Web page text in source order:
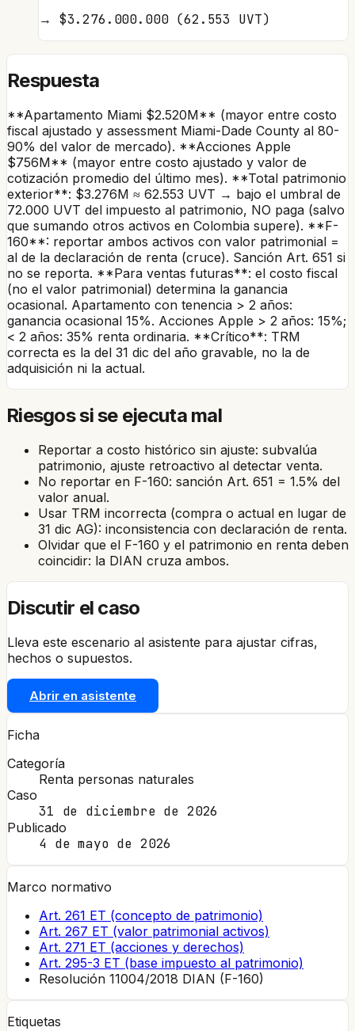
→ $3.276.000.000 (62.553 UVT)
Respuesta
**Apartamento Miami $2.520M** (mayor entre costo
fiscal ajustado y assessment Miami-Dade County al 80-
90% del valor de mercado). **Acciones Apple
$756M** (mayor entre costo ajustado y valor de
cotización promedio del último mes). **Total patrimonio
exterior**: $3.276M ≈ 62.553 UVT → bajo el umbral de
72.000 UVT del impuesto al patrimonio, NO paga (salvo
que sumando otros activos en Colombia supere). **F-
160**: reportar ambos activos con valor patrimonial =
al de la declaración de renta (cruce). Sanción Art. 651 si
no se reporta. **Para ventas futuras**: el costo fiscal
(no el valor patrimonial) determina la ganancia
ocasional. Apartamento con tenencia > 2 años:
ganancia ocasional 15%. Acciones Apple > 2 años: 15%;
< 2 años: 35% renta ordinaria. **Crítico**: TRM
correcta es la del 31 dic del año gravable, no la de
adquisición ni la actual.
Riesgos si se ejecuta mal
Reportar a costo histórico sin ajuste: subvalúa
patrimonio, ajuste retroactivo al detectar venta.
No reportar en F-160: sanción Art. 651 = 1.5% del
valor anual.
Usar TRM incorrecta (compra o actual en lugar de
31 dic AG): inconsistencia con declaración de renta.
Olvidar que el F-160 y el patrimonio en renta deben
coincidir: la DIAN cruza ambos.
Discutir el caso
Lleva este escenario al asistente para ajustar cifras,
hechos o supuestos.
Abrir en asistente
Ficha
Categoría
Renta personas naturales
Caso
31 de diciembre de 2026
Publicado
4 de mayo de 2026
Marco normativo
Art. 261 ET (concepto de patrimonio)
Art. 267 ET (valor patrimonial activos)
Art. 271 ET (acciones y derechos)
Art. 295-3 ET (base impuesto al patrimonio)
Resolución 11004/2018 DIAN (F-160)
Etiquetas